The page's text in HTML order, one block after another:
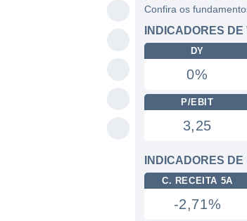
Confira os
INDICADORES
DY
0%
P/EBIT
3,25
INDICADORES
C. RECEITA 5A
-2,71%